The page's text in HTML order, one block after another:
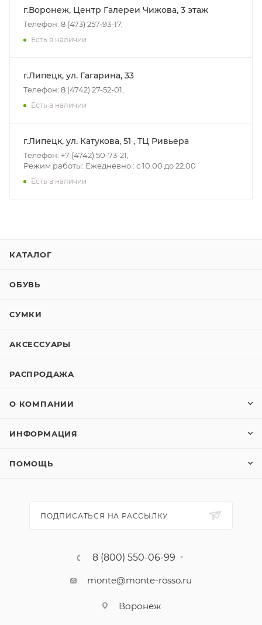
г.Воронеж, Центр Галереи Чижова, 3 этаж
Телефон: 8 (473) 257-93-17,
Есть в наличии
г.Липецк, ул. Гагарина, 33
Телефон: 8 (4742) 27-52-01,
Есть в наличии
г.Липецк, ул. Катукова, 51 , ТЦ Ривьера
Телефон: +7 (4742) 50-73-21,
Режим работы: Ежедневно : с 10.00 до 22.00
Есть в наличии
КАТАЛОГ
ОБУВЬ
СУМКИ
АКСЕССУАРЫ
РАСПРОДАЖА
О КОМПАНИИ
ИНФОРМАЦИЯ
ПОМОЩЬ
ПОДПИСАТЬСЯ НА РАССЫЛКУ
8 (800) 550-06-99
monte@monte-rosso.ru
Воронеж